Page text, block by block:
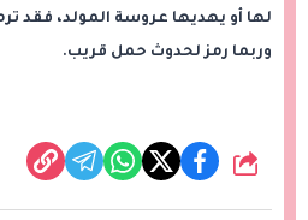
لها أو يهديها عروسة المولد، فقد
وربما رمز لحدوث حمل قريب.
شارك